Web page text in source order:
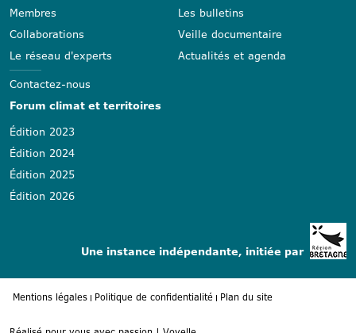
Membres
Collaborations
Le réseau d'experts
Contactez-nous
Les bulletins
Veille documentaire
Actualités et agenda
Forum climat et territoires
Édition 2023
Édition 2024
Édition 2025
Édition 2026
Une instance indépendante, initiée par
Mentions légales Politique de confidentialité Plan du site